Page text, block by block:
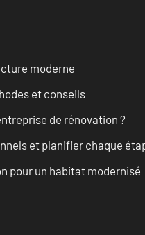
moderne
et conseils
de rénovation ?
et planifier chaque
pour un habitat modernisé